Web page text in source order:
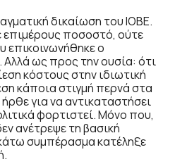
δικαίωση του ΙΟΒΕ.
επιμέρους ποσοστό, ούτε
ο
Αλλά ως προς την ουσία: ότι
κόστους στην ιδιωτική
κάποια στιγμή περνά στα
για να αντικαταστήσει
φορτιστεί. Μόνο που,
ανέτρεψε τη βασική
συμπέρασμα κατέληξε